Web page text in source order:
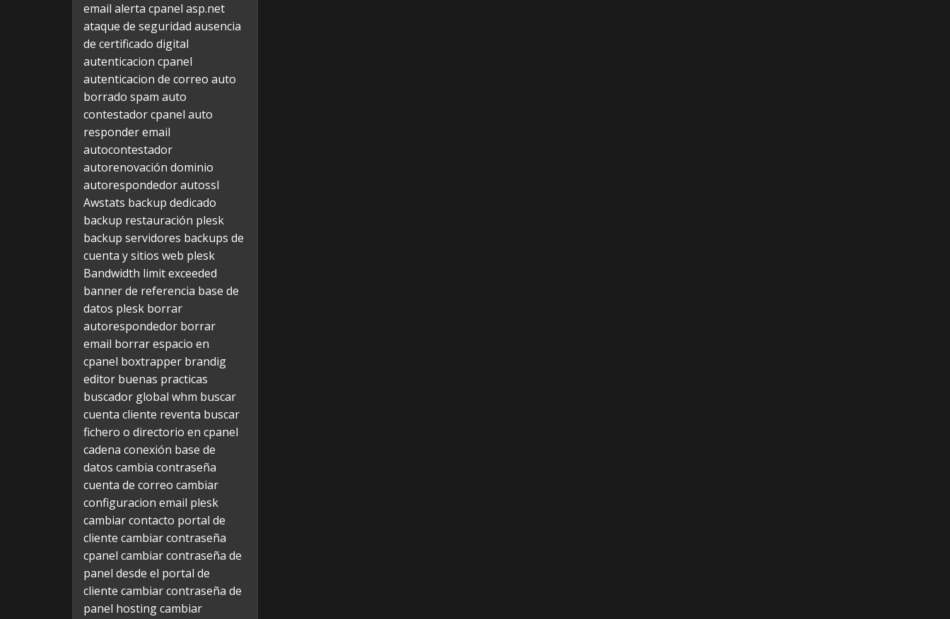
email alerta cpanel asp.net
ataque de seguridad ausencia
de certificado digital
autenticacion cpanel
autenticacion de correo auto
borrado spam auto
contestador cpanel auto
responder email
autocontestador
autorenovación dominio
autorespondedorautossl
Awstats backup dedicado
backup restauración plesk
backup servidores backups de
cuenta y sitios web plesk
Bandwidth limit exceeded
banner de referencia base de
datos plesk borrar
autorespondedor borrar
email borrar espacio en
cpanel boxtrapper brandig
editor buenas practicas
buscador global whm buscar
cuenta cliente reventa buscar
fichero o directorio en cpanel
cadena conexión base de
datos cambia contraseña
cuenta de correo cambiar
configuracion email plesk
cambiar contacto portal de
cliente cambiar contraseña
cpanel cambiar contraseña de
panel desde el portal de
cliente cambiar contraseña de
panel hostingcambiar